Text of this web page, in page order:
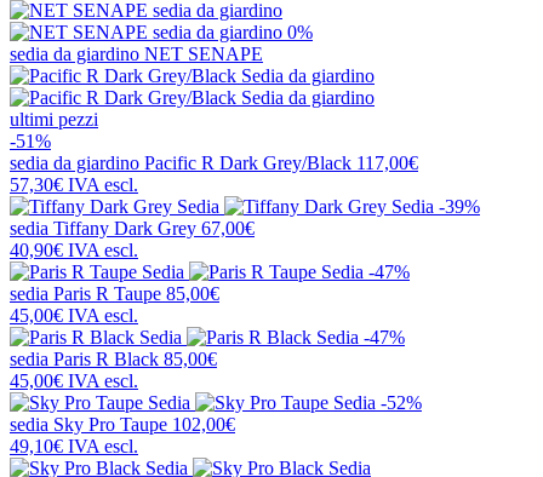
0%
sedia da giardino NET SENAPE
ultimi pezzi
-51%
sedia da giardino Pacific R Dark Grey/Black 117,00€
57,30€ IVA escl.
-39%
sedia Tiffany Dark Grey 67,00€
40,90€ IVA escl.
-47%
sedia Paris R Taupe 85,00€
45,00€ IVA escl.
-47%
sedia Paris R Black 85,00€
45,00€ IVA escl.
-52%
sedia Sky Pro Taupe 102,00€
49,10€ IVA escl.